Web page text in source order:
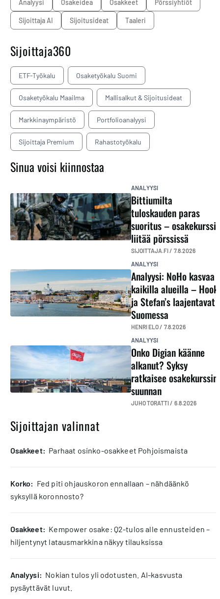
analyysi osakeidea osakkeet pörssiyhtiöt
Sijoittaja AI sijoitusideat Taaleri
Sijoittaja360
ETF-Työkalu Osaketyökalu Suomi
Osaketyökalu Maailma Mallisalkut & Sijoitusideat
Markkinaympäristö Portfolioanalyysi
Sijoittaja Premium Rahastotyökalu
Sinua voisi kiinnostaa
ANALYYSI
Bittiumilta
tuloskauden paras
suoritus – osakekurssi
liitää pörssissä
SIJOITTAJA.FI / 7.8.2026
ANALYYSI
Analyysi: NoHo kasvaa
kaikilla alueilla – Hook
ja Stefan’s laajentavat
Suomessa
HENRI ELO / 7.8.2026
ANALYYSI
Onko Digian käänne
alkanut? Syksy
ratkaisee osakekurssin
suunnan
JUHO TORATTI / 6.8.2026
Sijoittajan valinnat
osakkeet: Parhaat osinko-osakkeet Pohjoismaista
korko: Fed piti ohjauskoron ennallaan – nähdäänkö
syksyllä koronnosto?
osakkeet: Kempower osake: Q2-tulos alle ennusteiden –
hiljentynyt latausmarkkina näkyy tilauksissa
analyysi: Nokian tulos yli odotusten. AI-kasvusta
pysäyttävät luvut.